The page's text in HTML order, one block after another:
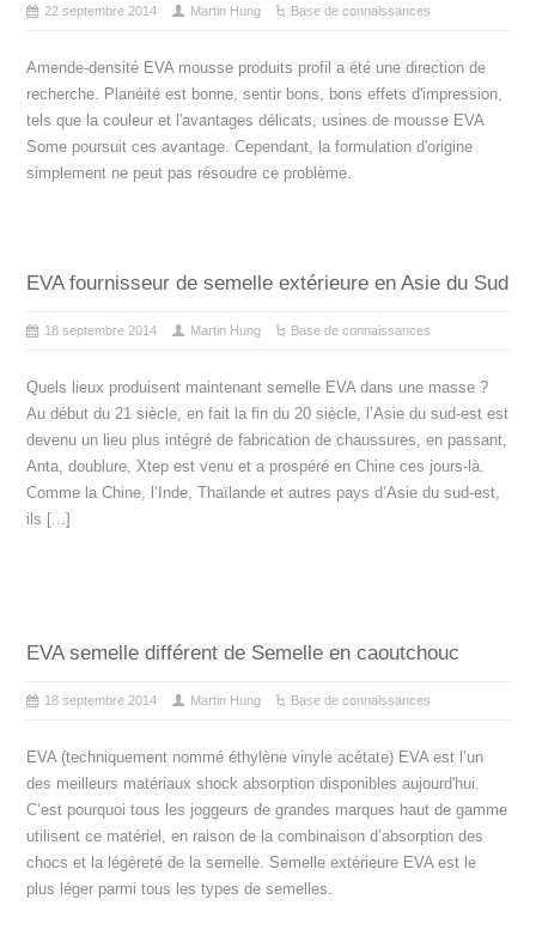
22 septembre 2014 Martin Hung Base de connaissances
Amende-densité EVA mousse produits profil a été une direction de
recherche. Planéité est bonne, sentir bons, bons effets d'impression,
tels que la couleur et l'avantages délicats, usines de mousse EVA
Some poursuit ces avantage. Cependant, la formulation d'origine
simplement ne peut pas résoudre ce problème.
EVA fournisseur de semelle extérieure en Asie du Sud
18 septembre 2014 Martin Hung Base de connaissances
Quels lieux produisent maintenant semelle EVA dans une masse ?
Au début du 21 siècle, en fait la fin du 20 siècle, l’Asie du sud-est est
devenu un lieu plus intégré de fabrication de chaussures, en passant,
Anta, doublure, Xtep est venu et a prospéré en Chine ces jours-là.
Comme la Chine, l’Inde, Thaïlande et autres pays d’Asie du sud-est,
ils [...]
EVA semelle différent de Semelle en caoutchouc
18 septembre 2014 Martin Hung Base de connaissances
EVA (techniquement nommé éthylène vinyle acétate) EVA est l’un
des meilleurs matériaux shock absorption disponibles aujourd'hui.
C’est pourquoi tous les joggeurs de grandes marques haut de gamme
utilisent ce matériel, en raison de la combinaison d’absorption des
chocs et la légèreté de la semelle. Semelle extérieure EVA est le
plus léger parmi tous les types de semelles.